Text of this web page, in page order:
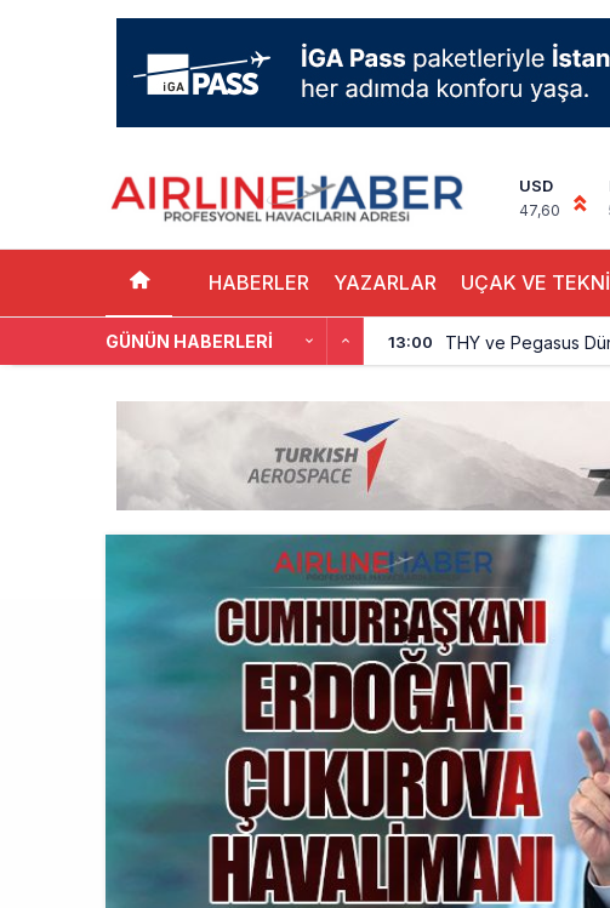
USD
47,60
HABERLER YAZARLAR UÇAK VE
GÜNÜN HABERLERI 13:00 THY ve Pegasus
Elektrikli uçaklar
Trump’ı taşıyan
10:00 Emirates A380 yolcu
9:14 Emirates’in reddettiği
8:37 DHL uçağı havada
8:11 SpaceX Falcon 9’un